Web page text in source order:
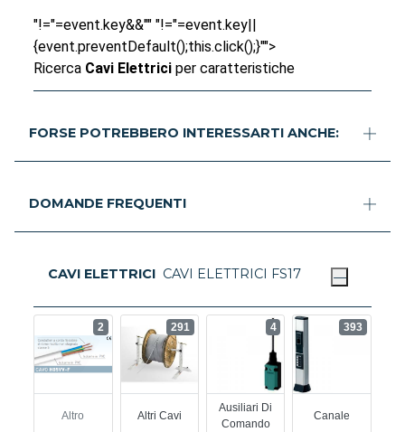
"!="=event.key&&"" "!="=event.key||
{event.preventDefault();this.click();}"">
Ricerca Cavi Elettriciper caratteristiche
FORSE POTREBBERO INTERESSARTI ANCHE:
DOMANDE FREQUENTI
CAVI ELETTRICI CAVI ELETTRICI FS17
Altro
2
Altri Cavi
291
Ausiliari Di
Comando
4
Canale
393